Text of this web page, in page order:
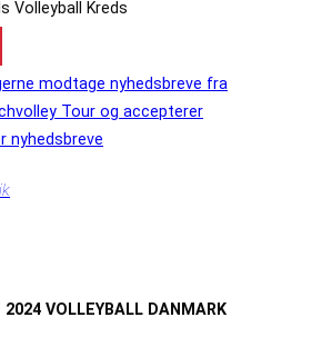
Volleyball Kreds
modtage nyhedsbreve fra
Tour og accepterer
nyhedsbreve
2024 VOLLEYBALL DANMARK